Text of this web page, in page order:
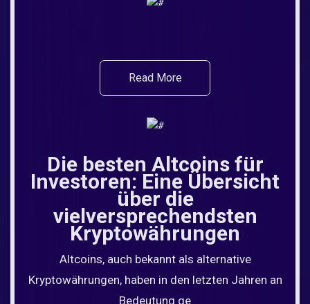
Read More
Die besten Altcoins für
Investoren: Eine Übersicht
über die
vielversprechendsten
Kryptowährungen
Altcoins, auch bekannt als alternative
Kryptowährungen, haben in den letzten Jahren an
Bedeutung ge